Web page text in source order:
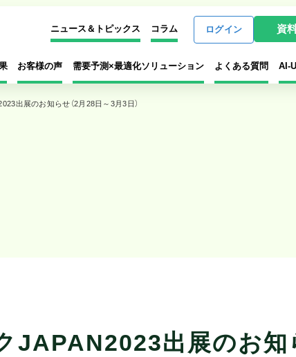
お客様の声 需要予測×最適化ソリューション よくある質問 AI-
ニュース＆トピックス コラム ログイン 資
出展のお知らせ（2月28日～3月3日）
JAPAN2023出展のお知